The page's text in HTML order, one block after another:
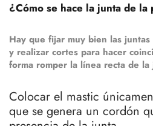
¿Cómo se hace la junta de la
Hay que fijar muy bien las
y realizar cortes para hacer
forma romper la línea recta de la
Colocar el mastic
que se genera un cordón